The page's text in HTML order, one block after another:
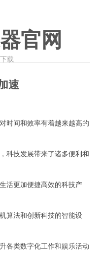
官网
载
速
间和效率有着越来越高的
技发展带来了诸多便利和
更加便捷高效的科技产
法和创新科技的智能设
类数字化工作和娱乐活动